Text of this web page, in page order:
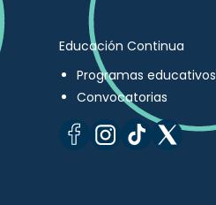
Educación Continua
Programas educativos
Convocatorias